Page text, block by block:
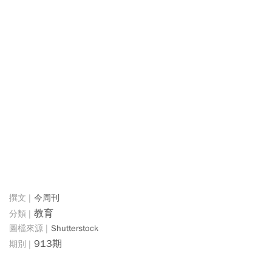
今周刊
教育
Shutterstock
913期